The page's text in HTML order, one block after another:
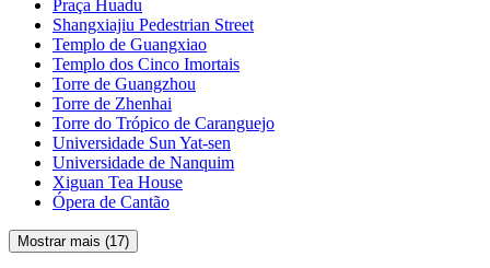
Praça Huadu
Shangxiajiu Pedestrian Street
Templo de Guangxiao
Templo dos Cinco Imortais
Torre de Guangzhou
Torre de Zhenhai
Torre do Trópico de Caranguejo
Universidade Sun Yat-sen
Universidade de Nanquim
Xiguan Tea House
Ópera de Cantão
Mostrar mais (17)